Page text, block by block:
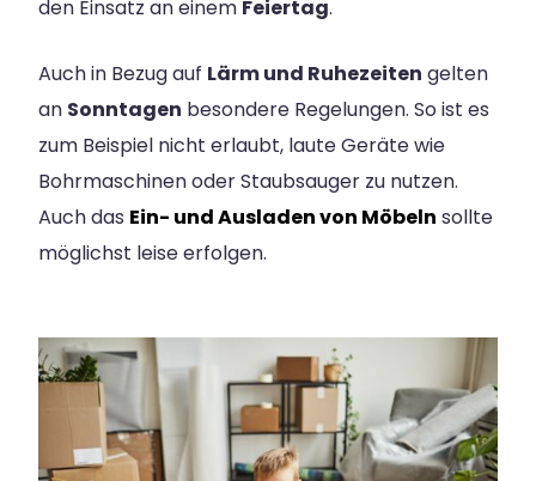
den Einsatz an einem Feiertag.
Auch in Bezug auf Lärm und Ruhezeiten gelten
an Sonntagen besondere Regelungen. So ist es
zum Beispiel nicht erlaubt, laute Geräte wie
Bohrmaschinen oder Staubsauger zu nutzen.
Auch das Ein- und Ausladen von Möbeln sollte
möglichst leise erfolgen.